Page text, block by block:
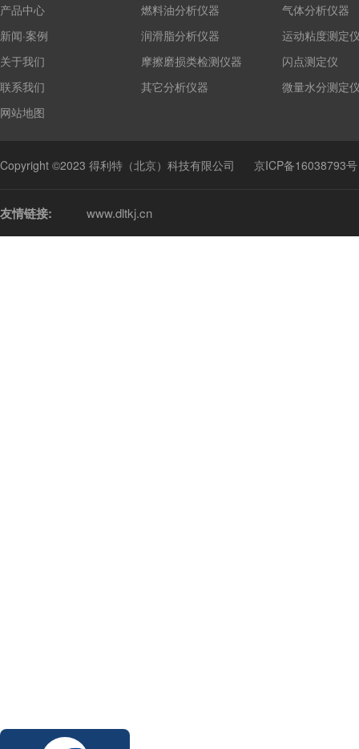
产品中心
新闻·案例
关于我们
联系我们
网站地图
燃料油分析仪器
润滑脂分析仪器
摩擦磨损类检测仪器
其它分析仪器
气体分析仪器
运动粘度测定
闪点测定仪
微量水分测定
Copyright ©2023 得利特（北京）科技有限公司 京ICP备16038793号
友情链接: www.dltkj.cn